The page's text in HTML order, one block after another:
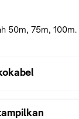
50m, 75m,